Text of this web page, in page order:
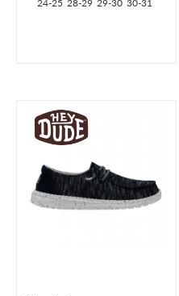
24-25 28-29 29-30 30-31